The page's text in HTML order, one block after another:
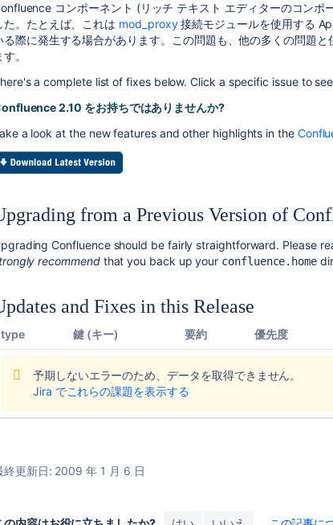
コンポーネント (リッチ テキスト エディターのコンポ
た。たとえば、これは mod_proxy接続モジュールを使用する
る際に発生する場合があります。この問題も、他の多くの問題
す。
a complete list of fixes below. Click a specific issue to
2.10 をお持ちではありませんか?
a look at the new features and other highlights in the
from a Previous Version of
Confluence should be fairly straightforward. Please
recommendthat you back up your confluence.home
and Fixes in this Release
type 鍵 (キー) 要約 優先度
予期しないエラーのため、データを取得できません。
Jira でこれらの課題を表示する
終更新日: 2009 年 1 月 6 日